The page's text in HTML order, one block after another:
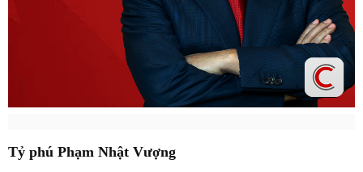
Tỷ phú Phạm Nhật Vượng